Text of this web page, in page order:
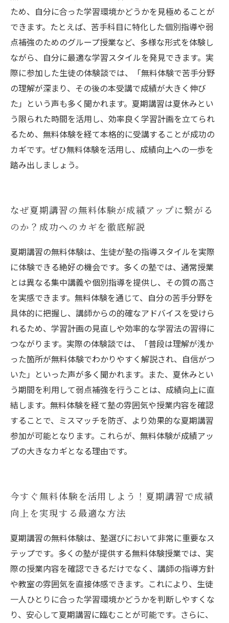
ため、自分に合った学習環境かどうかを見極めることが
できます。たとえば、苦手科目に特化した個別指導や弱
点補強のためのグループ授業など、多様な形式を体験し
ながら、自分に最適な学習スタイルを発見できます。実
際に参加した生徒の体験談では、「無料体験で苦手分野
の理解が深まり、その後の本受講で成績が大きく伸び
た」という声も多く聞かれます。夏期講習は夏休みとい
う限られた時間を活用し、効率良く学習計画を立てられ
るため、無料体験を経て本格的に受講することが成功の
カギです。ぜひ無料体験を活用し、成績向上への一歩を
踏み出しましょう。
なぜ夏期講習の無料体験が成績アップに繋がる
のか？成功へのカギを徹底解説
夏期講習の無料体験は、生徒が塾の指導スタイルを実際
に体験できる絶好の機会です。多くの塾では、通常授業
とは異なる集中講義や個別指導を提供し、その質の高さ
を実感できます。無料体験を通じて、自分の苦手分野を
具体的に把握し、講師からの的確なアドバイスを受けら
れるため、学習計画の見直しや効率的な学習法の習得に
つながります。実際の体験談では、「普段は理解が浅か
った箇所が無料体験でわかりやすく解説され、自信がつ
いた」といった声が多く聞かれます。また、夏休みとい
う期間を利用して弱点補強を行うことは、成績向上に直
結します。無料体験を経て塾の雰囲気や授業内容を確認
することで、ミスマッチを防ぎ、より効果的な夏期講習
参加が可能となります。これらが、無料体験が成績アッ
プの大きなカギとなる理由です。
今すぐ無料体験を活用しよう！夏期講習で成績
向上を実現する最適な方法
夏期講習の無料体験は、塾選びにおいて非常に重要なス
テップです。多くの塾が提供する無料体験授業では、実
際の授業内容を確認できるだけでなく、講師の指導方針
や教室の雰囲気を直接体感できます。これにより、生徒
一人ひとりに合った学習環境かどうかを判断しやすくな
り、安心して夏期講習に臨むことが可能です。さらに、